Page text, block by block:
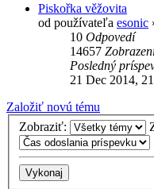
Piskořka věžovita
od používateľa esonic
10 Odpovedí
14657
Posledný
21 Dec 2014,
Založiť novú tému
Zobraziť: